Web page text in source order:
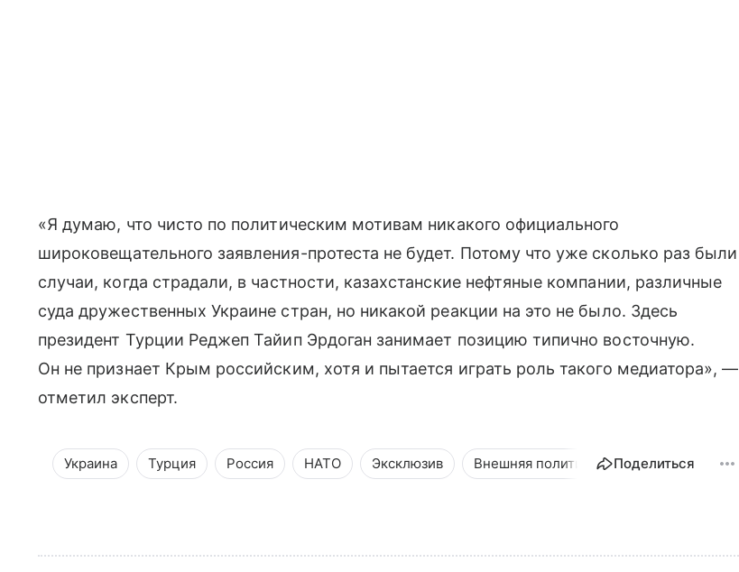
«Я думаю, что чисто по политическим мотивам никакого официального
широковещательного заявления-протеста не будет. Потому что уже сколько раз были
случаи, когда страдали, в частности, казахстанские нефтяные компании, различные
суда дружественных Украине стран, но никакой реакции на это не было. Здесь
президент Турции Реджеп Тайип Эрдоган занимает позицию типично восточную.
Он не признает Крым российским, хотя и пытается играть роль такого медиатора», —
отметил эксперт.
Украина Турция Россия НАТО Эксклюзив Внешняя политика Новости
Поделиться